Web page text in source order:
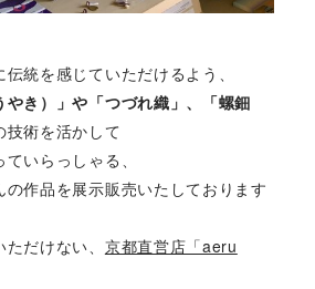
統を感じていただけるよう、
やき）」や「つづれ織」、「螺鈿
技術を活かして
いらっしゃる、
作品を展示販売いたしております
だけない、 京都直営店「aeru